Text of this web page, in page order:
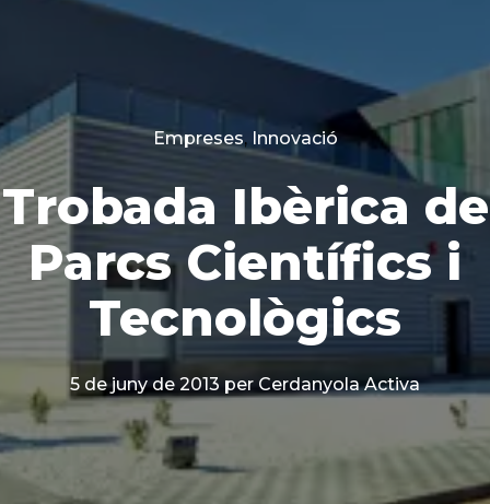
Categories
Empreses, Innovació
Trobada Ibèrica de
Parcs Científics i
Tecnològics
5 de juny de 2013 per Cerdanyola Activa